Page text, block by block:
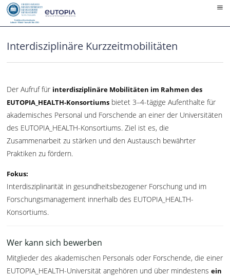
Skip
content
Interdisziplinäre Kurzzeitmobilitäten
Der Aufruf für interdisziplinäre Mobilitäten im Rahmen des
EUTOPIA_HEALTH-Konsortiums bietet 3–4-tägige Aufenthalte für
akademisches Personal und Forschende an einer der Universitäten
des EUTOPIA_HEALTH-Konsortiums. Ziel ist es, die
Zusammenarbeit zu stärken und den Austausch bewährter
Praktiken zu fördern.
Fokus:
Interdisziplinarität in gesundheitsbezogener Forschung und im
Forschungsmanagement innerhalb des EUTOPIA_HEALTH-
Konsortiums.
Wer kann sich bewerben
Mitglieder des akademischen Personals oder Forschende, die einer
EUTOPIA_HEALTH-Universität angehören und über mindestens ein